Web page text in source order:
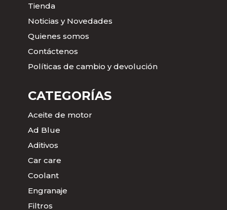
Tienda
Noticias y Novedades
Quienes somos
Contáctenos
Políticas de cambio y devolución
CATEGORÍAS
Aceite de motor
Ad Blue
Aditivos
Car care
Coolant
Engranaje
Filtros